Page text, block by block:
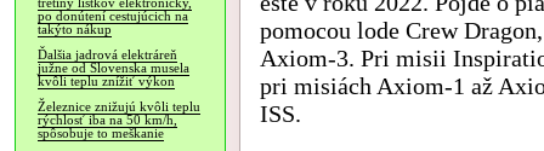
tretiny lístkov elektronicky,
po donútení cestujúcich na
takýto nákup
Ďalšia jadrová elektráreň
južne od Slovenska musela
kvôli teplu znížiť výkon
Železnice znižujú kvôli teplu
rýchlosť iba na 50 km/h,
spôsobuje to meškanie
pomocou lode Crew
Axiom-3. Pri misii
pri misiách Axiom-1 až
ISS.